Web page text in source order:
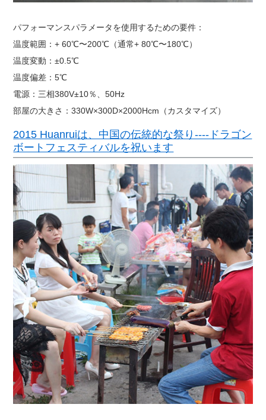
パフォーマンスパラメータを使用するための要件：
温度範囲：+ 60℃〜200℃（通常+ 80℃〜180℃）
温度変動：±0.5℃
温度偏差：5℃
電源：三相380V±10％、50Hz
部屋の大きさ：330W×300D×2000Hcm（カスタマイズ）
2015 Huanruiは、中国の伝統的な祭り----ドラゴン
ボートフェスティバルを祝います